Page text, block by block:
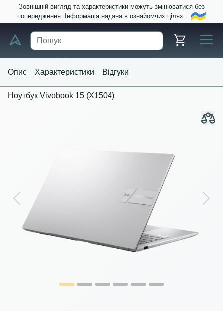
Зовнішній вигляд та характеристики можуть змінюватися без
попередження. Інформація надана в ознайомчих цілях.
Опис Характеристики Відгуки
Ноутбук Vivobook 15 (X1504)
Previous Next